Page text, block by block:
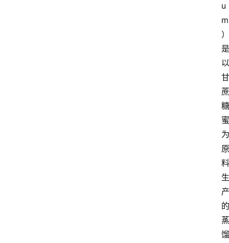
u
m
）
是
以
甘
蔗
糖
蜜
为
原
料
生
产
的
蒸
馏